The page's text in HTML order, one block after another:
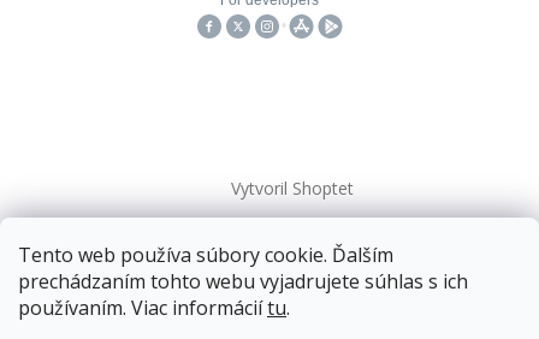
Tento web používa súbory cookie. Ďalším
prechádzaním tohto webu vyjadrujete súhlas s ich
používaním. Viac informáciítu.
Vytvoril Shoptet
Copyright 2026kovanieplus. Všetky práva vyhradené.